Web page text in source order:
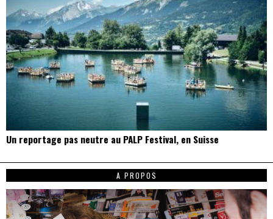
Un reportage pas neutre au PALP Festival, en Suisse
A PROPOS